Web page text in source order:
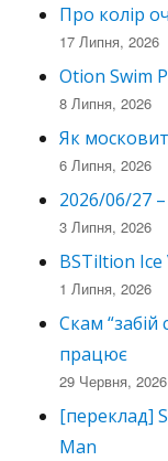
Про колір
17 Липня, 2026
Otion Swim
8 Липня, 2026
Як
6 Липня, 2026
2026/06/27
3 Липня, 2026
BSTiltion Ice
1 Липня, 2026
Скам “забій
працює
29 Червня, 2026
[переклад]
Man